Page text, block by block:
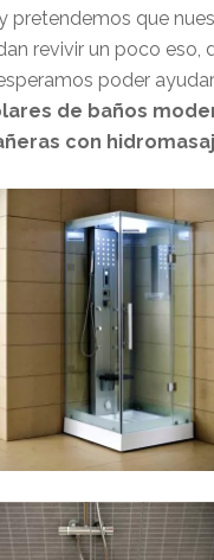
pretendemos que
revivir un poco eso,
poder
de baños
con